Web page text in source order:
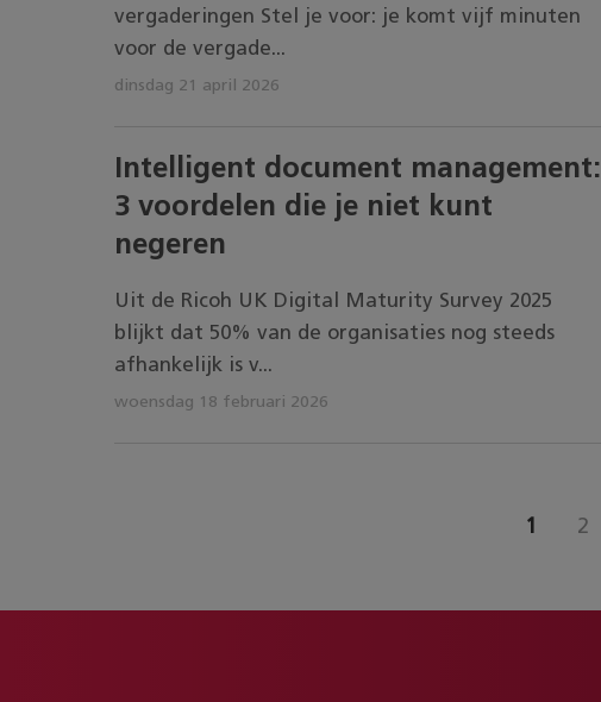
vergaderingen Stel je voor: je komt vijf minuten
voor de vergade...
dinsdag 21 april 2026
Intelligent document management:
3 voordelen die je niet kunt
negeren
Uit de Ricoh UK Digital Maturity Survey 2025
blijkt dat 50% van de organisaties nog steeds
afhankelijk is v...
woensdag 18 februari 2026
1 2